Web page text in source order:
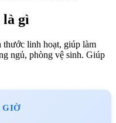
là gì
thước linh hoạt, giúp làm
ngủ, phòng vệ sinh. Giúp
GIỜ